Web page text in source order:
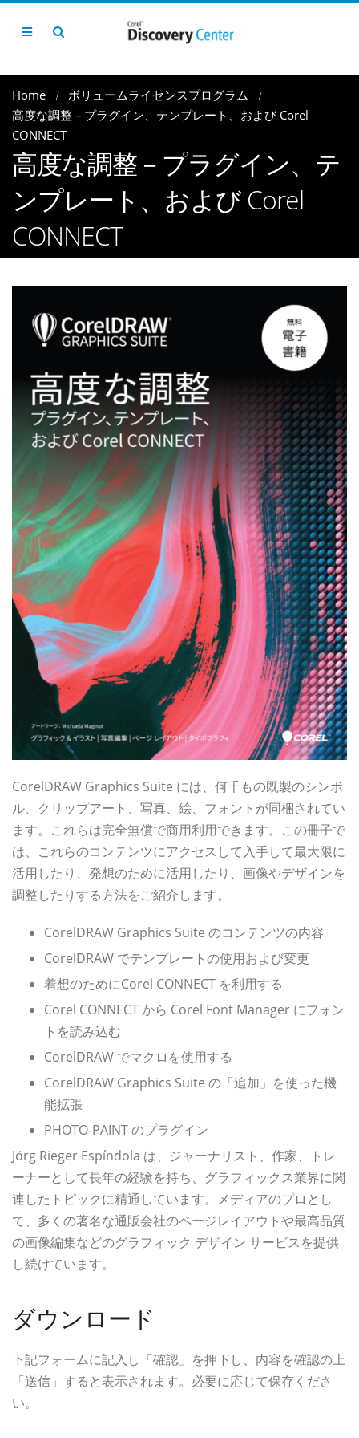
Home
ボリュームライセンスプログラム
⾼度な調整－プラグイン、テンプレート、および Corel
CONNECT
⾼度な調整－プラグイン、テ
ンプレート、および Corel
CONNECT
CorelDRAW Graphics Suite には、何千もの既製のシンボ
ル、クリップアート、写真、絵、フォントが同梱されてい
ます。これらは完全無償で商用利用できます。この冊子で
は、これらのコンテンツにアクセスして入手して最大限に
活用したり、発想のために活用したり、画像やデザインを
調整したりする方法をご紹介します。
CorelDRAW Graphics Suite のコンテンツの内容
CorelDRAW でテンプレートの使用および変更
着想のためにCorel CONNECT を利用する
Corel CONNECT から Corel Font Manager にフォン
トを読み込む
CorelDRAW でマクロを使用する
CorelDRAW Graphics Suite の「追加」を使った機
能拡張
PHOTO-PAINT のプラグイン
Jörg Rieger Espíndola は、ジャーナリスト、作家、トレ
ーナーとして長年の経験を持ち、グラフィックス業界に関
連したトピックに精通しています。メディアのプロとし
て、多くの著名な通販会社のページレイアウトや最高品質
の画像編集などのグラフィック デザイン サービスを提供
し続けています。
ダウンロード
下記フォームに記入し「確認」を押下し、内容を確認の上
「送信」すると表示されます。必要に応じて保存くださ
い。